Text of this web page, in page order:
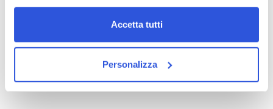
Accetta tutti
Personalizza
per soddisfare tutte le esigenze.
la spedizione la regaliamo noi.
Consegna veloce Pagamenti sicuri